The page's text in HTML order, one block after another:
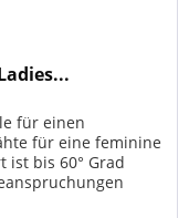
für einen
für eine feminine
ist bis 60° Grad